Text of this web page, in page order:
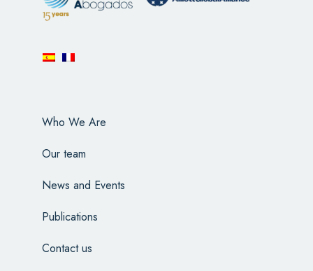
Who We Are
Our team
News and Events
Publications
Contact us